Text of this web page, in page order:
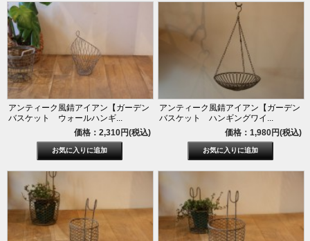
アンティーク風錆アイアン【ガーデン
バスケット ウォールハンギ...
価格：2,310円(税込)
アンティーク風錆アイアン【ガーデン
バスケット ハンギングワイ...
価格：1,980円(税込)